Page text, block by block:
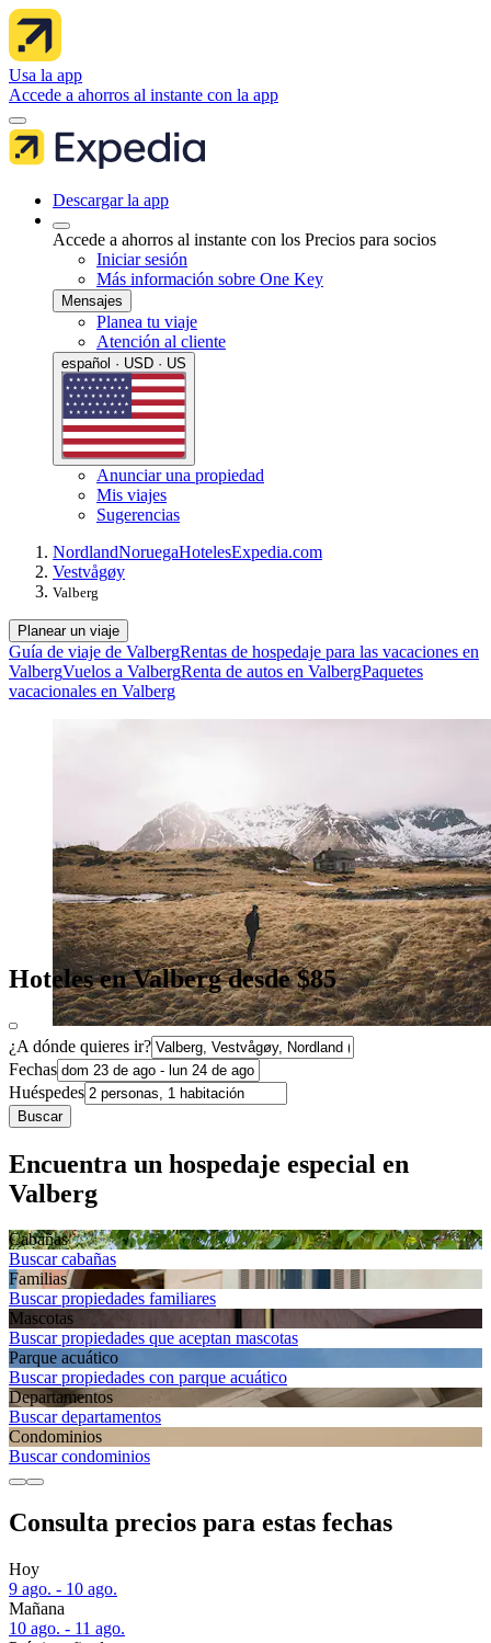
Usa la app
Accede a ahorros al instante con la app
Descargar la app
Accede a ahorros al instante con los Precios para socios
Iniciar sesión
Más información sobre One Key
Mensajes
Planea tu viaje
Atención al cliente
español · USD · US
Anunciar una propiedad
Mis viajes
Sugerencias
NordlandNoruegaHotelesExpedia.com
Vestvågøy
Valberg
Planear un viaje
Guía de viaje de ValbergRentas de hospedaje para las vacaciones en
ValbergVuelos a ValbergRenta de autos en ValbergPaquetes
vacacionales en Valberg
Hoteles en Valberg desde $85
¿A dónde quieres ir?
Fechas
Huéspedes
Buscar
Encuentra un hospedaje especial en
Valberg
Cabañas
Buscar cabañas
Familias
Buscar propiedades familiares
Mascotas
Buscar propiedades que aceptan mascotas
Parque acuático
Buscar propiedades con parque acuático
Departa­mentos
Buscar departamentos
Condominios
Buscar condominios
Consulta precios para estas fechas
Hoy
9 ago. - 10 ago.
Mañana
10 ago. - 11 ago.